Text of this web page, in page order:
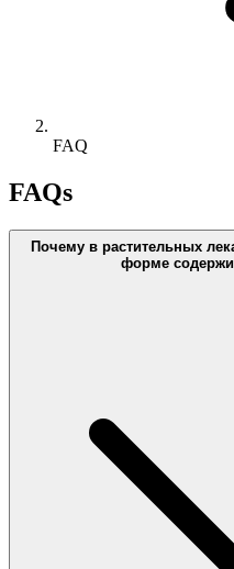
FAQ
FAQs
Почему в растительных
форме